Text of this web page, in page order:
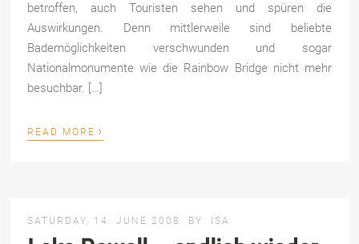
betroffen, auch Touristen sehen und spüren die
Auswirkungen. Denn mittlerweile sind beliebte
Bademöglichkeiten verschwunden und sogar
Nationalmonumente wie die Rainbow Bridge nicht mehr
besuchbar. […]
READ MORE ›
SATURDAY, 14. JUNE 2008 BY ISA